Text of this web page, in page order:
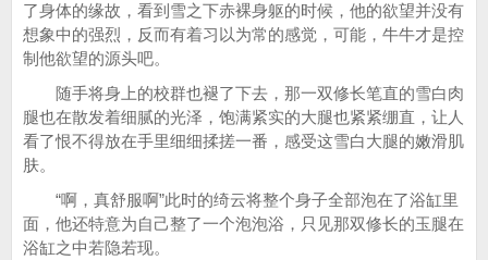
了身体的缘故，看到雪之下赤裸身躯的时候，他的欲望并没有
想象中的强烈，反而有着习以为常的感觉，可能，牛牛才是控
制他欲望的源头吧。
随手将身上的校群也褪了下去，那一双修长笔直的雪白肉
腿也在散发着细腻的光泽，饱满紧实的大腿也紧紧绷直，让人
看了恨不得放在手里细细揉搓一番，感受这雪白大腿的嫩滑肌
肤。
“啊，真舒服啊”此时的绮云将整个身子全部泡在了浴缸里
面，他还特意为自己整了一个泡泡浴，只见那双修长的玉腿在
浴缸之中若隐若现。